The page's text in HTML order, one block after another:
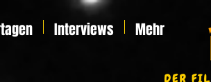
Interviews Mehr